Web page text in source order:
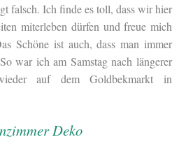
falsch. Ich finde es toll, dass wir hier
miterleben dürfen und freue mich
Schöne ist auch, dass man immer
war ich am Samstag nach längerer
auf dem Goldbekmarkt in